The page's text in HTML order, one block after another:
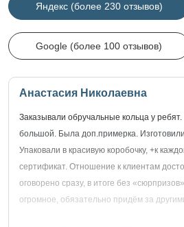
Яндекс (более 230 отзывов)
Google (более 100 отзывов)
Анастасия Николаевна
Заказывали обручальные кольца у
большой. Была доп.примерка.
Упаковали в красивую коробочку, +к
сертификат. Отношение к клиентам
оговорено сразу, в итоге без
огромное, обязательно придём за